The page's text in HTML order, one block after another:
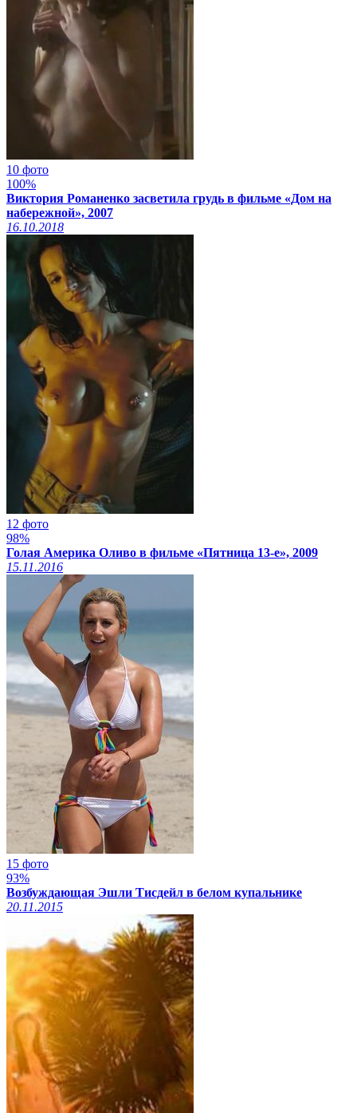
10 фото
100%
Виктория Романенко засветила грудь в фильме «Дом на
набережной», 2007
16.10.2018
12 фото
98%
Голая Америка Оливо в фильме «Пятница 13-е», 2009
15.11.2016
15 фото
93%
Возбуждающая Эшли Тисдейл в белом купальнике
20.11.2015